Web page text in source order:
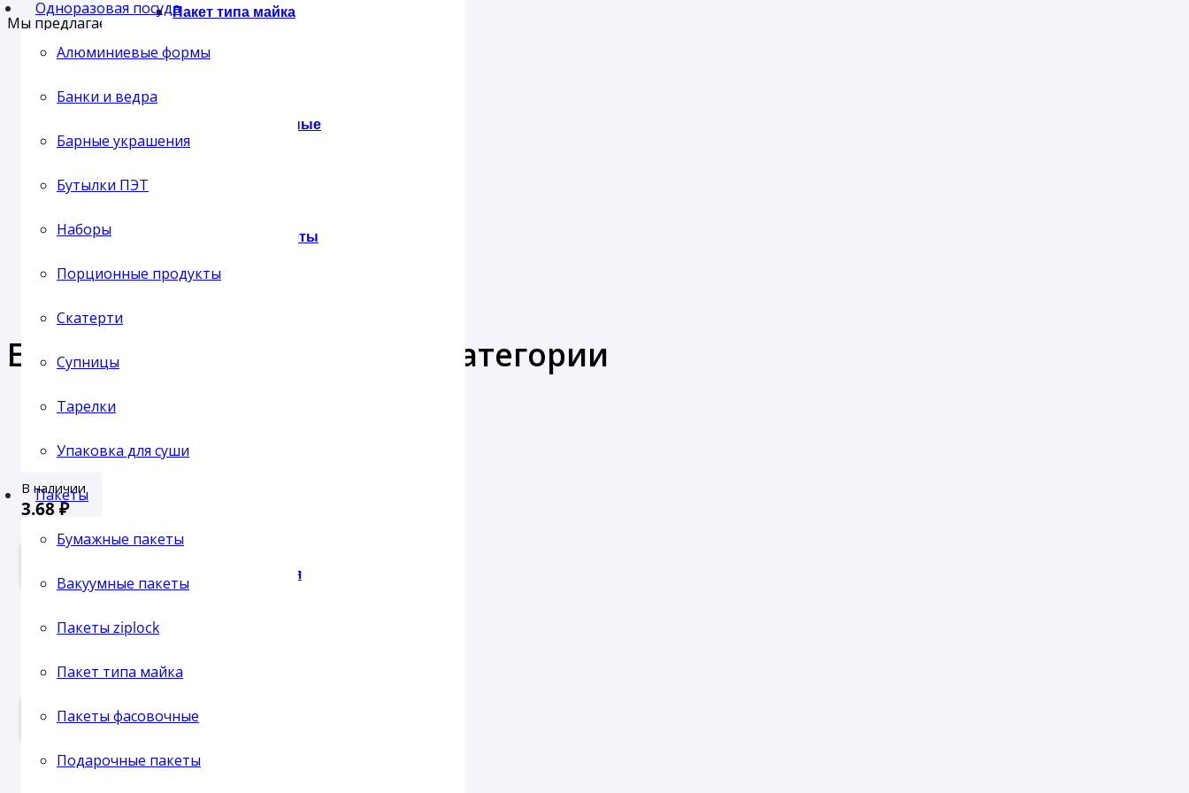
Пакет типа майка
Пакеты фасовочные
Подарочные пакеты
Пленка упаковочная
Пленка паллетная
Одноразовая посуда
Алюминиевые формы
Банки и ведра
Барные украшения
Бутылки ПЭТ
Наборы
Порционные продукты
Скатерти
Супницы
Тарелки
Упаковка для суши
Пакеты
Бумажные пакеты
Вакуумные пакеты
Пакеты ziplock
Пакет типа майка
Пакеты фасовочные
Подарочные пакеты
Мы предлагаем своим клиентам три основных типа доставки:
Доставка службой СервисПак
Самовывоз с нашего склада
Еще продукция из этой же категории
В наличии
3.68₽
3.04₽ - от 50.000 рублей
ПОДРОБНЕЕ